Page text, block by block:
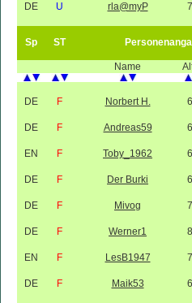
DE U rla@myP
Sp ST
Name
DE F Norbert H.
DE F Andreas59
EN F Toby_1962
DE F Der Burki
DE F Mivog
DE F Werner1
EN F LesB1947
DE F Maik53